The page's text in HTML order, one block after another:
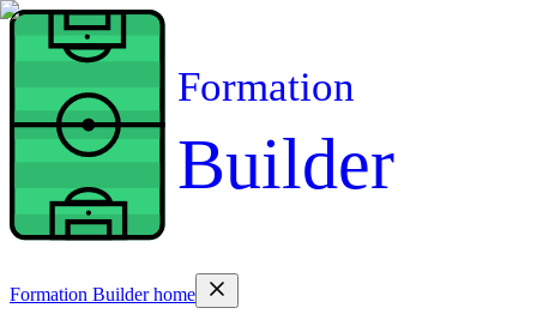
Formation
Builder
Formation Builder home